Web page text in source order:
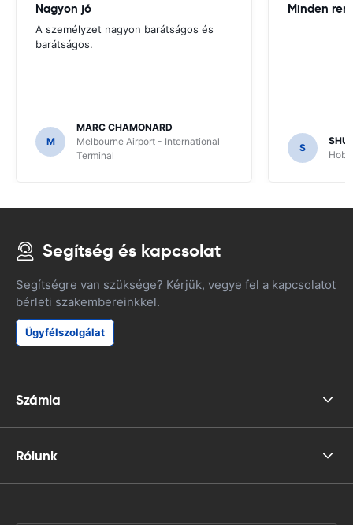
Nagyon jó
A személyzet nagyon barátságos és
barátságos.
M
MARC CHAMONARD
Melbourne Airport - International
Terminal
Minden
S
Segítség és kapcsolat
Segítségre van szüksége? Kérjük, vegye fel a kapcsolatot
bérleti szakembereinkkel.
Ügyfélszolgálat
Számla
Rólunk